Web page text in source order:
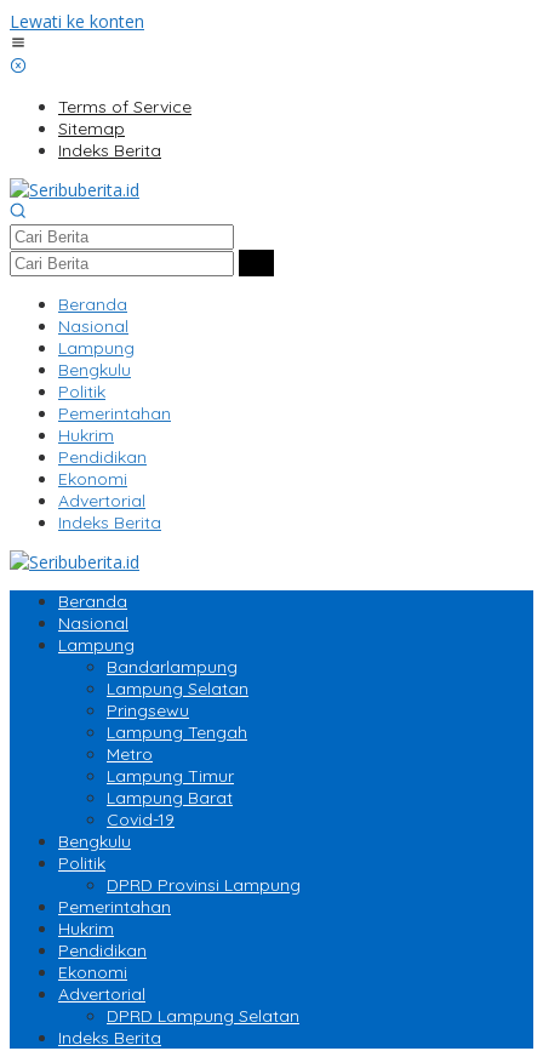
Lewati ke konten
Terms of Service
Sitemap
Indeks Berita
Beranda
Nasional
Lampung
Bengkulu
Politik
Pemerintahan
Hukrim
Pendidikan
Ekonomi
Advertorial
Indeks Berita
Beranda
Nasional
Lampung
Bandarlampung
Lampung Selatan
Pringsewu
Lampung Tengah
Metro
Lampung Timur
Lampung Barat
Covid-19
Bengkulu
Politik
DPRD Provinsi Lampung
Pemerintahan
Hukrim
Pendidikan
Ekonomi
Advertorial
DPRD Lampung Selatan
Indeks Berita